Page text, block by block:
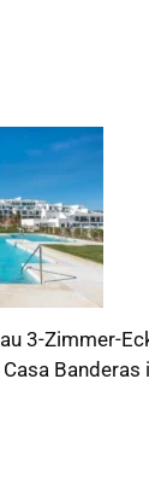
3-Zimmer-
Banderas